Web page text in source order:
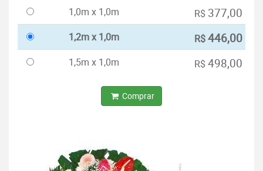
1,0m x 1,0m
R$ 377,00
1,2m x 1,0m R$446,00
1,5m x 1,0m R$ 498,00
Comprar